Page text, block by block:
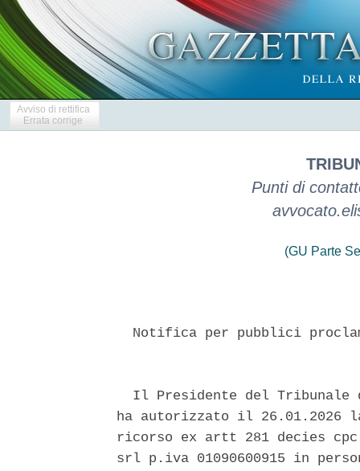
Avviso di rettifica
Errata corrige
Punti di
(GU Parte
Notifica per pubblici
Il Presidente del Tribunale
ha autorizzato il
ricorso ex artt 281 decies
srl p.iva 01090600915 in